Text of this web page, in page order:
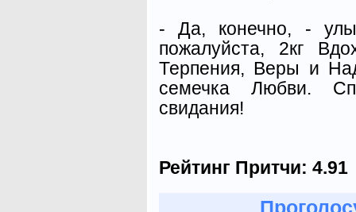
- Да, конечно, -
пожалуйста, 2кг
Терпения, Веры и
семечка Любви.
свидания!
Рейтинг Притчи: 4.91